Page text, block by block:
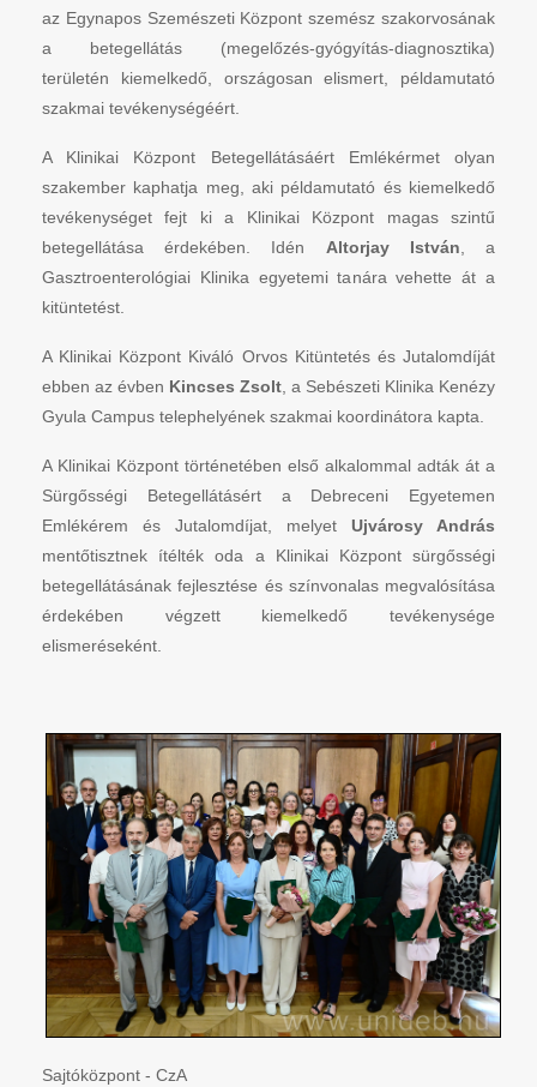
az Egynapos Szemészeti Központ szemész szakorvosának
a betegellátás (megelőzés-gyógyítás-diagnosztika)
területén kiemelkedő, országosan elismert, példamutató
szakmai tevékenységéért.
A Klinikai Központ Betegellátásáért Emlékérmet olyan
szakember kaphatja meg, aki példamutató és kiemelkedő
tevékenységet fejt ki a Klinikai Központ magas szintű
betegellátása érdekében. Idén Altorjay István, a
Gasztroenterológiai Klinika egyetemi tanára vehette át a
kitüntetést.
A Klinikai Központ Kiváló Orvos Kitüntetés és Jutalomdíját
ebben az évben Kincses Zsolt, a Sebészeti Klinika Kenézy
Gyula Campus telephelyének szakmai koordinátora kapta.
A Klinikai Központ történetében első alkalommal adták át a
Sürgősségi Betegellátásért a Debreceni Egyetemen
Emlékérem és Jutalomdíjat, melyet Ujvárosy András
mentőtisztnek ítélték oda a Klinikai Központ sürgősségi
betegellátásának fejlesztése és színvonalas megvalósítása
érdekében végzett kiemelkedő tevékenysége
elismeréseként.
Sajtóközpont - CzA